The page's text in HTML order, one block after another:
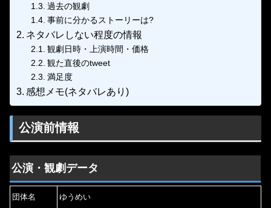
過去の観劇
事前に分かるストーリーは?
ネタバレしない程度の情報
観劇日時・上演時間・価格
観た直後のtweet
満足度
感想メモ(ネタバレあり)
公演前情報
公演・観劇データ
団体名 ゆうめい